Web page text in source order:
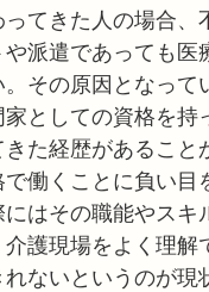
てきた人の場合、
派遣であっても医
その原因となって
としての資格を持
た経歴があること
働くことに負い目
はその職能やスキ
護現場をよく理解
ないというのが現